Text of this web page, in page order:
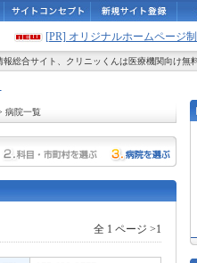
[PR] オリジナルホームページ
報総合サイト、 クリニッくん は医療機関向け無
病院一覧
全 1 ページ >1